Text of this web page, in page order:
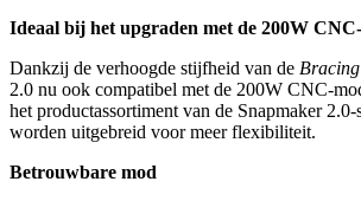
Ideaal bij het upgraden met de 200W
Dankzij de verhoogde stijfheid van de
2.0 nu ook compatibel met de 200W CNC-
het productassortiment van de Snapmaker 2.0-
worden uitgebreid voor meer flexibiliteit.
Betrouwbare mod